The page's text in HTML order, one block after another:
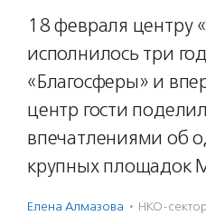
18 февраля центру
исполнилось три
«Благосферы» и
центр гости
впечатлениями об
крупных площадок
Елена Алмазова · НКО-сектор